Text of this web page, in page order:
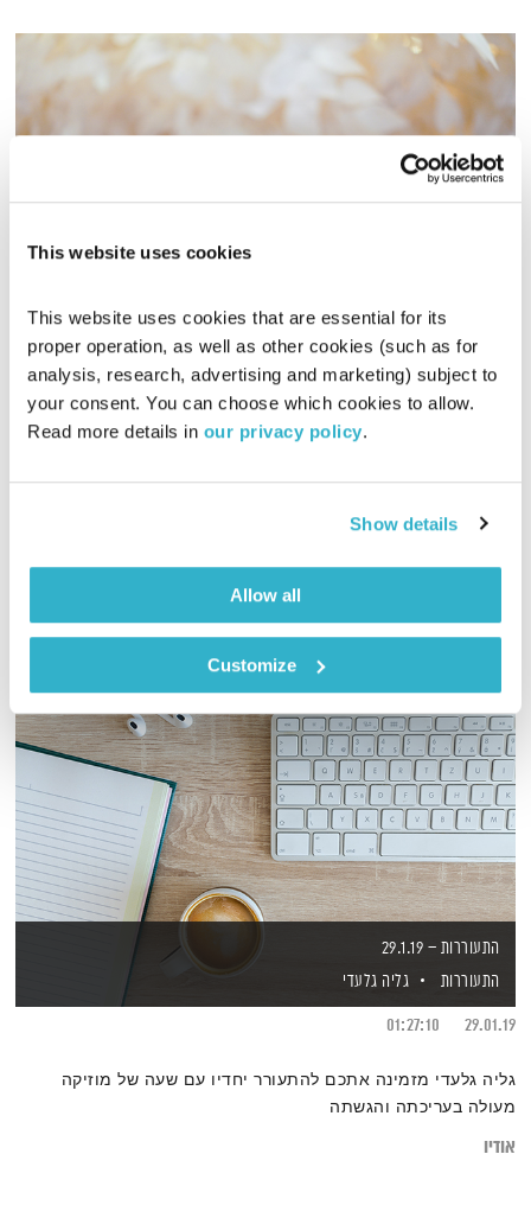
This website uses cookies
This website uses cookies that are essential for its
proper operation, as well as other cookies (such as for
analysis, research, advertising and marketing) subject to
your consent. You can choose which cookies to allow.
Read more details in our privacy policy.
Show details
Allow all
Customize
בני בא
בני בשן
28.06.23
01:00:01
והפעם הרשל׳ה פותח משרד שידוכים והגששים מתחתנים עם
אודיו
התעוררות – 29.1.19
התעוררות
גליה גלעדי
29.01.19
01:27:10
גליה גלעדי מזמינה אתכם להתעורר יחדיו עם שעה של מוזיקה
מעולה בעריכתה והגשתה
אודיו